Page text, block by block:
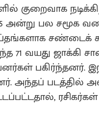
குறைவாக
அன்று பல சமூக
சண்டைக்
71 வயது ஜாக்கி
பகிர்ந்தனர்.
அந்தப் படத்தில்
ரசிகர்கள்